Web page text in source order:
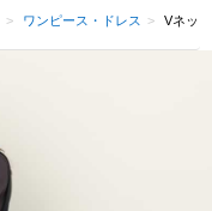
ワンピース・ドレス Vネッ